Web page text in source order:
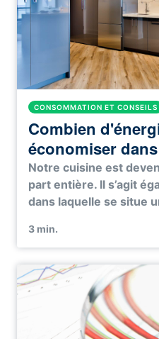
CONSOMMATION ET CONSEILS
Combien
économiser
Notre cuisine est
part entière. Il s’agit
dans laquelle se situe
3 min.